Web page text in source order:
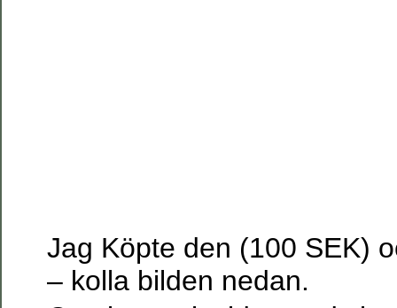
Jag Köpte den (100 SEK)
– kolla bilden nedan.